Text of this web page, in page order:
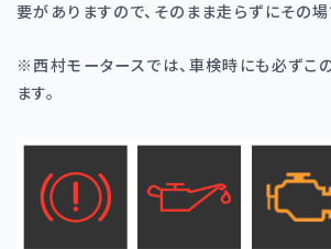
要がありますので、そのまま走らずにその場
※西村モータースでは、車検時にも必ずこ
ます。